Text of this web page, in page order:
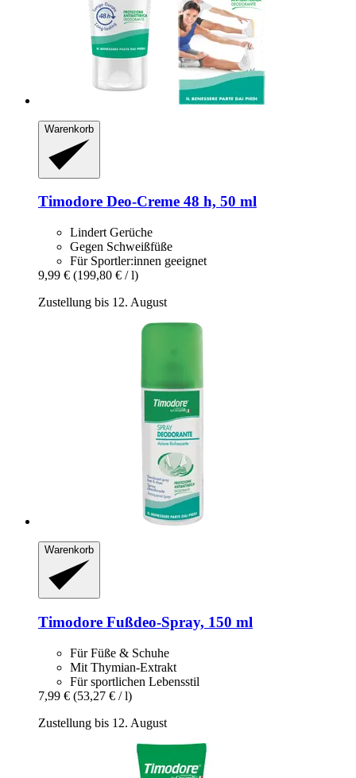
Warenkorb
Timodore Deo-​Creme 48 h, 50 ml
Lindert Gerüche
Gegen Schweißfüße
Für Sportler:innen geeignet
9,99 € (199,80 € / l)
Zustellung bis 12. August
Warenkorb
Timodore Fußdeo-​Spray, 150 ml
Für Füße & Schuhe
Mit Thymian-Extrakt
Für sportlichen Lebensstil
7,99 € (53,27 € / l)
Zustellung bis 12. August